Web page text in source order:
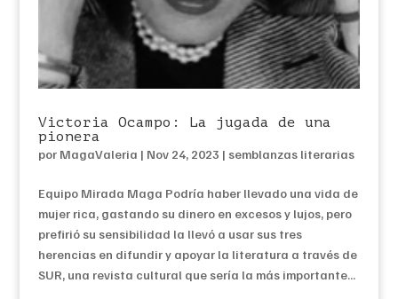
Victoria Ocampo: La jugada de una
pionera
por MagaValeria | Nov 24, 2023 | semblanzas literarias
Equipo Mirada Maga Podría haber llevado una vida de
mujer rica, gastando su dinero en excesos y lujos, pero
prefirió su sensibilidad la llevó a usar sus tres
herencias en difundir y apoyar la literatura a través de
SUR, una revista cultural que sería la más importante...